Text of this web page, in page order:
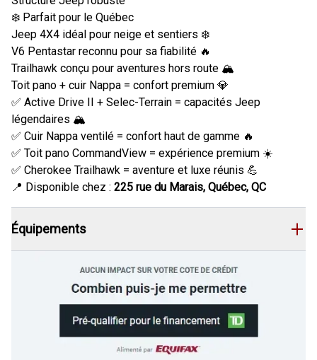
❄️ Parfait pour le Québec
Jeep 4X4 idéal pour neige et sentiers ❄️
V6 Pentastar reconnu pour sa fiabilité 🔥
Trailhawk conçu pour aventures hors route 🏔️
Toit pano + cuir Nappa = confort premium 💎
✅ Active Drive II + Selec-Terrain = capacités Jeep
légendaires 🏔️
✅ Cuir Nappa ventilé = confort haut de gamme 🔥
✅ Toit pano CommandView = expérience premium ☀️
✅ Cherokee Trailhawk = aventure et luxe réunis 💪
📍 Disponible chez : 225 rue du Marais, Québec, QC
Équipements